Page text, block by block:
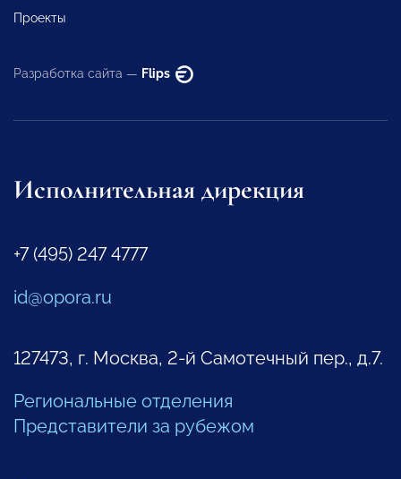
Проекты
Разработка сайта — Flips
Исполнительная дирекция
+7 (495) 247 4777
id@opora.ru
127473, г. Москва, 2-й Самотечный пер., д.7.
Региональные отделения
Представители за рубежом